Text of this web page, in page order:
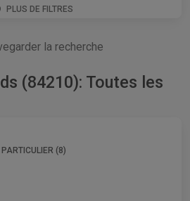
PLUS DE FILTRES
la recherche
(84210): Toutes les
PARTICULIER (8)